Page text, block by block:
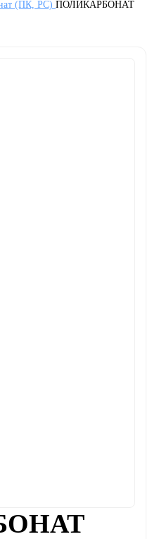
(ПК, PC) ПОЛИКАРБОНАТ